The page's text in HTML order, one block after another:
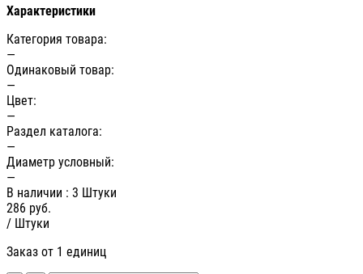
Характеристики
Категория товара:
—
Одинаковый товар:
—
Цвет:
—
Раздел каталога:
—
Диаметр условный:
—
В наличии : 3 Штуки
286 руб.
/ Штуки
Заказ от 1 единиц